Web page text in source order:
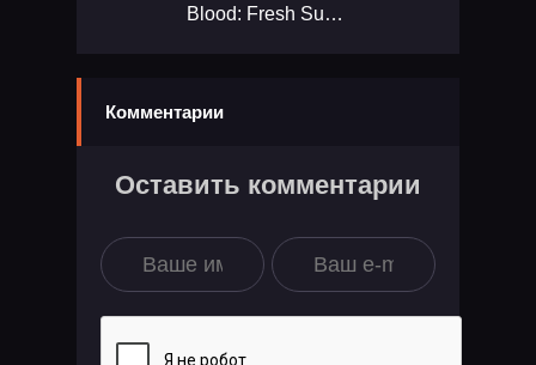
Blood: Fresh Supply...
Комментарии
Оставить комментарии